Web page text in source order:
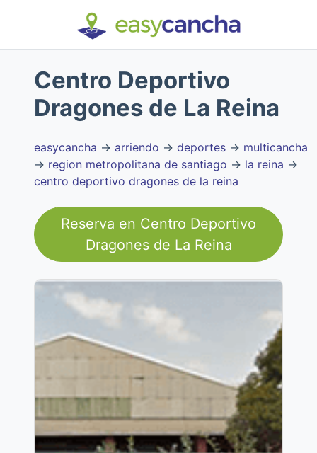
Centro Deportivo
Dragones de La Reina
easycancha → arriendo → deportes → multicancha
→ region metropolitana de santiago → la reina →
centro deportivo dragones de la reina
Reserva en Centro Deportivo
Dragones de La Reina